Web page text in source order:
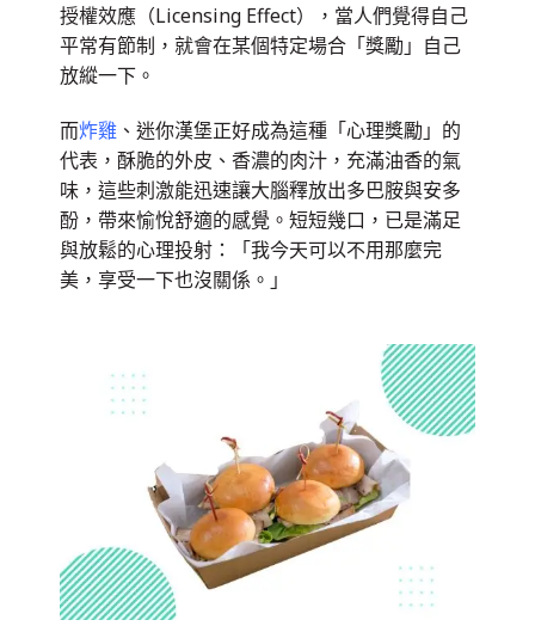
授權效應（Licensing Effect），當人們覺得自己
平常有節制，就會在某個特定場合「獎勵」自己
放縱一下。
而炸雞 、迷你漢堡正好成為這種「心理獎勵」的
代表，酥脆的外皮、香濃的肉汁，充滿油香的氣
味，這些刺激能迅速讓大腦釋放出多巴胺與安多
酚，帶來愉悅舒適的感覺。短短幾口，已是滿足
與放鬆的心理投射：「我今天可以不用那麼完
美，享受一下也沒關係。」